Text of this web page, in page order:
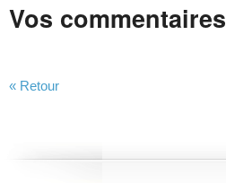
Vos commentaires
« Retour